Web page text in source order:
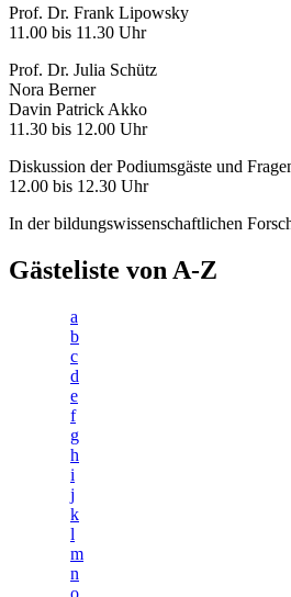
Prof. Dr. Frank Lipowsky
11.00 bis 11.30 Uhr
Prof. Dr. Julia Schütz
Nora Berner
Davin Patrick Akko
11.30 bis 12.00 Uhr
Diskussion der Podiumsgäste und
12.00 bis 12.30 Uhr
In der bildungswissenschaftlichen
Gästeliste von A-Z
a
b
c
d
e
f
g
h
i
j
k
l
m
n
o